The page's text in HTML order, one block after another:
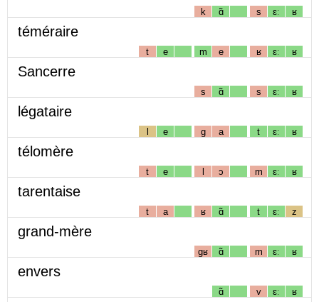
k ɑ̃ s ɛː ʁ
téméraire
t e m e ʁ ɛː ʁ
Sancerre
s ɑ̃ s ɛː ʁ
légataire
l e g a t ɛː ʁ
télomère
t e l ɔ m ɛː ʁ
tarentaise
t a ʁ ɑ̃ t ɛː z
grand-mère
gʁ ɑ̃ m ɛː ʁ
envers
ɑ̃ v ɛː ʁ